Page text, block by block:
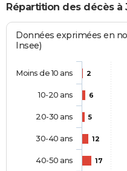
Répartition des décès
Données exprimées en
Insee)
2
6
5
12
17
Moins de 10 ans
10-20 ans
20-30 ans
30-40 ans
40-50 ans